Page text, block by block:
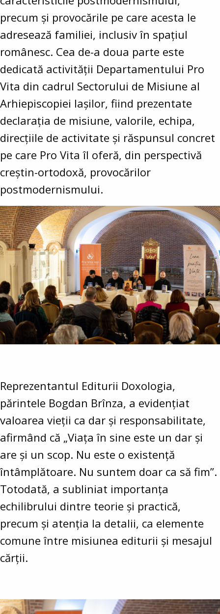
precum și provocările pe care acesta le
adresează familiei, inclusiv în spațiul
românesc. Cea de-a doua parte este
dedicată activității Departamentului Pro
Vita din cadrul Sectorului de Misiune al
Arhiepiscopiei Iașilor, fiind prezentate
declarația de misiune, valorile, echipa,
direcțiile de activitate și răspunsul concret
pe care Pro Vita îl oferă, din perspectivă
creștin-ortodoxă, provocărilor
postmodernismului.
Reprezentantul Editurii Doxologia,
părintele Bogdan Brînza, a evidențiat
valoarea vieții ca dar și responsabilitate,
afirmând că „Viața în sine este un dar și
are și un scop. Nu este o existență
întâmplătoare. Nu suntem doar ca să fim”.
Totodată, a subliniat importanța
echilibrului dintre teorie și practică,
precum și atenția la detalii, ca elemente
comune între misiunea editurii și mesajul
cărții.